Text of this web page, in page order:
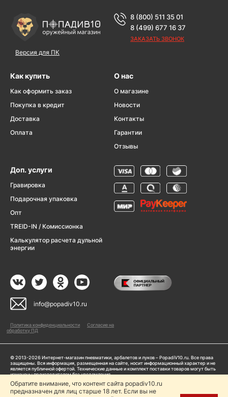
Версия для ПК
8 (800) 511 35 01
8 (499) 677 16 37
ЗАКАЗАТЬ ЗВОНОК
Как купить
Как оформить заказ
Покупка в кредит
Доставка
Оплата
О нас
О магазине
Новости
Контакты
Гарантии
Отзывы
Доп. услуги
Гравировка
Подарочная упаковка
Опт
TREID-IN / Комиссионка
Калькулятор расчета дульной
энергии
info@popadiv10.ru
Политика конфиденциальности
Согласие на
обработку ПД
© 2013-2026 Интернет-магазин пневматики, арбалетов и луков – PopadiV10.ru. Все права
защищены. Вся информация, размещенная на сайте, носит информационный характер и не
является публичной офертой. Технические данные и комплект поставки товаров могут быть
изменены производителем без уведомления
Пользуясь сайтом Popadiv10.ru, пользователь автоматически соглашается с условиями,
прописанными в
Политике конфиденциальности
Обратите внимание, что контент сайта popadiv10.ru
предназначен для лиц старше 18 лет. Если вы не